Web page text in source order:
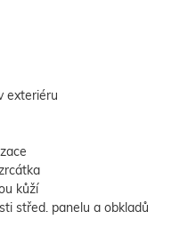
exteriéru
kůží
střed. panelu a obkladů